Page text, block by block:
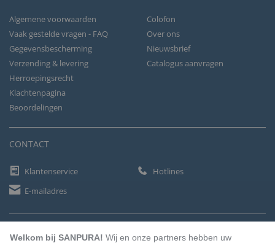
Algemene voorwaarden
Vaak gestelde vragen - FAQ
Gegevensbescherming
Verzending & levering
Herroepingsrecht
Klachtenpagina
Beoordelingen
Colofon
Over ons
Nieuwsbrief
Catalogus aanvragen
CONTACT
Klantenservice
Hotlines
E-mailadres
Welkom bij SANPURA! Wij en onze partners hebben uw